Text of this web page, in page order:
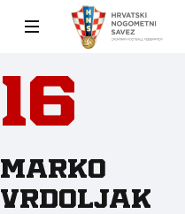
16
Marko
Vrdoljak